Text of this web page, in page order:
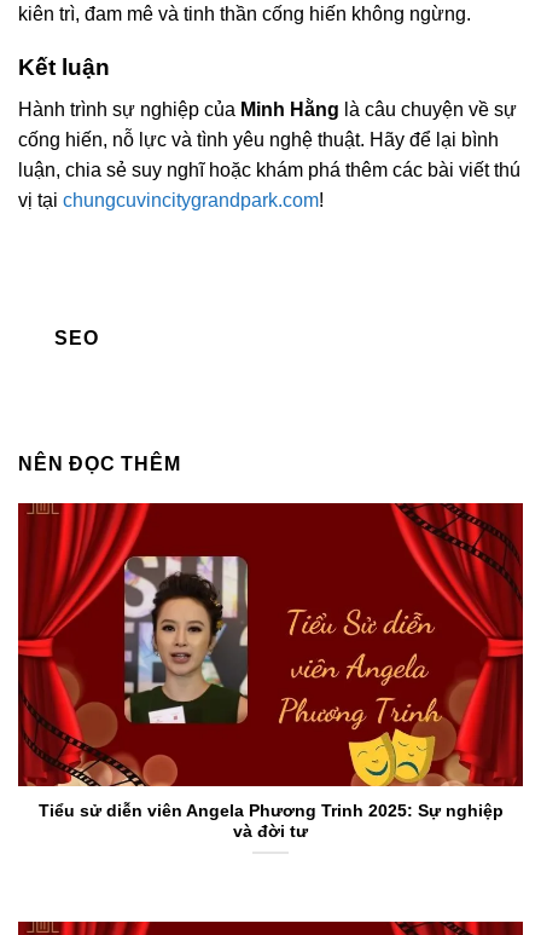
kiên trì, đam mê và tinh thần cống hiến không ngừng.
Kết luận
Hành trình sự nghiệp của Minh Hằng là câu chuyện về sự
cống hiến, nỗ lực và tình yêu nghệ thuật. Hãy để lại bình
luận, chia sẻ suy nghĩ hoặc khám phá thêm các bài viết thú
vị tại chungcuvincitygrandpark.com!
SEO
NÊN ĐỌC THÊM
Tiểu sử diễn viên Angela Phương Trinh 2025: Sự nghiệp
và đời tư